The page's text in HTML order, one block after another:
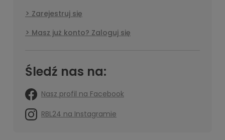
Zarejestruj się
Masz już konto? Zaloguj się
Śledź nas na:
Nasz profil na Facebook
RBL24 na Instagramie